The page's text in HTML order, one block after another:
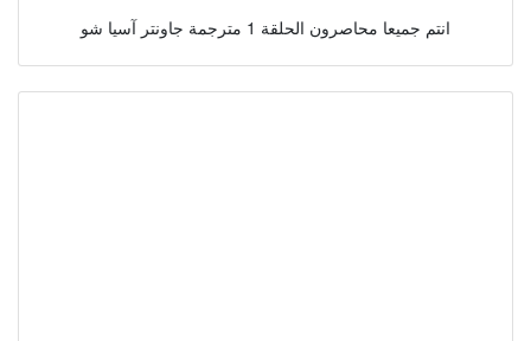
انتم جميعا محاصرون الحلقة 1 مترجمة جاونتر آسيا شو